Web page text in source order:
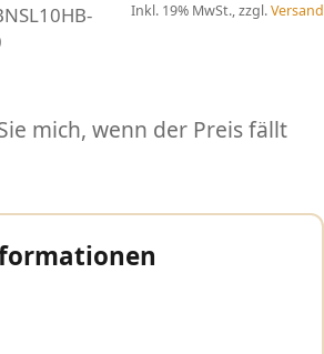
Inkl. 19% MwSt., zzgl.Versand
mich, wenn der Preis fällt